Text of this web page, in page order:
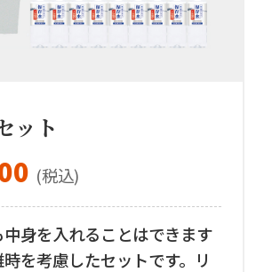
ット
(税込)
中身を入れることはできます
を考慮したセットです。リ